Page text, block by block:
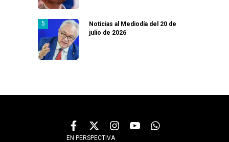
Noticias al Mediodía del 20 de
julio de 2026
EN PERSPECTIVA